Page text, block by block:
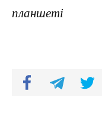
планшеті